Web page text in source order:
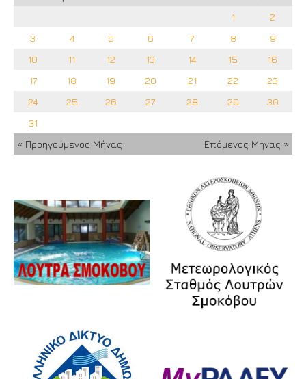
1
2
3
4 5 6 7 8
9
10
11 12 13 14 15
16
17
18 19 20 21 22
23
24
25 26 27 28 29
30
31
« Προηγούμενος Μήνας
Επόμενος Μήνας »